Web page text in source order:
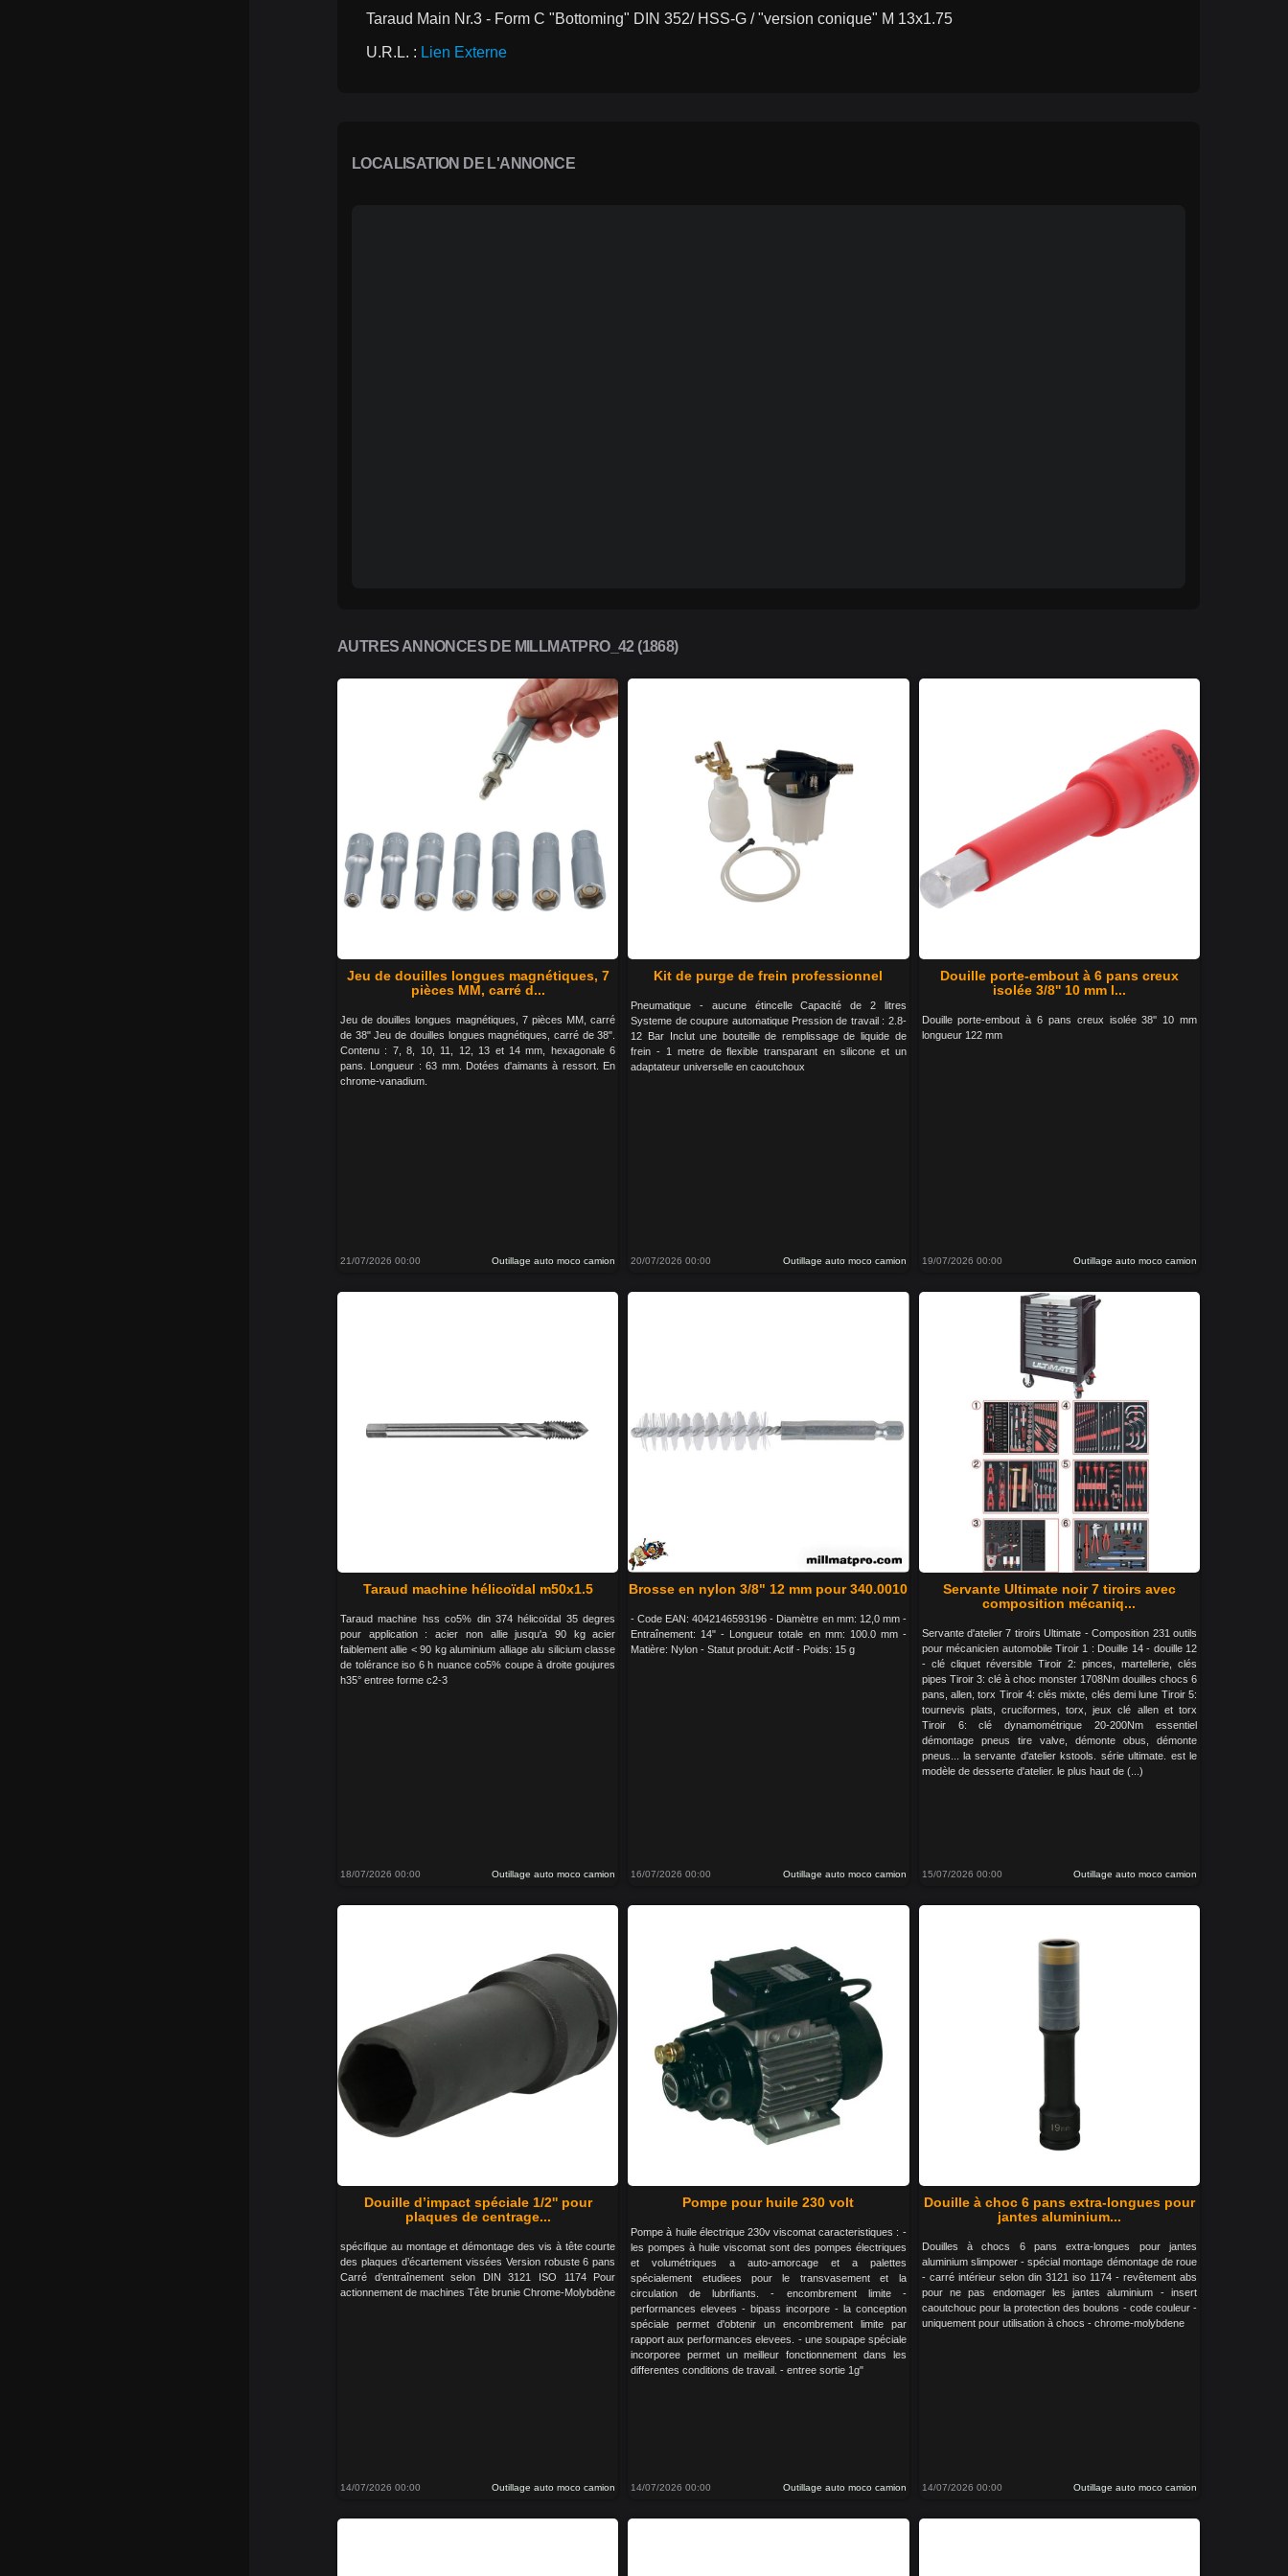
Taraud Main Nr.3 - Form C "Bottoming" DIN 352/ HSS-G / "version conique" M 13x1.75
U.R.L. : Lien Externe
LOCALISATION DE L'ANNONCE
AUTRES ANNONCES DE MILLMATPRO_42 (1868)
Jeu de douilles longues magnétiques, 7
pièces MM, carré d...
Jeu de douilles longues magnétiques, 7 pièces MM, carré
de 38" Jeu de douilles longues magnétiques, carré de 38".
Contenu : 7, 8, 10, 11, 12, 13 et 14 mm, hexagonale 6
pans. Longueur : 63 mm. Dotées d'aimants à ressort. En
chrome-vanadium.
21/07/2026 00:00 Outillage auto moco camion
Kit de purge de frein professionnel
Pneumatique - aucune étincelle Capacité de 2 litres
Systeme de coupure automatique Pression de travail : 2.8-
12 Bar Inclut une bouteille de remplissage de liquide de
frein - 1 metre de flexible transparant en silicone et un
adaptateur universelle en caoutchoux
20/07/2026 00:00 Outillage auto moco camion
Douille porte-embout à 6 pans creux
isolée 3/8'' 10 mm l...
Douille porte-embout à 6 pans creux isolée 38'' 10 mm
longueur 122 mm
19/07/2026 00:00 Outillage auto moco camion
Taraud machine hélicoïdal m50x1.5
Taraud machine hss co5% din 374 hélicoïdal 35 degres
pour application : acier non allie jusqu'a 90 kg acier
faiblement allie < 90 kg aluminium alliage alu silicium classe
de tolérance iso 6 h nuance co5% coupe à droite goujures
h35° entree forme c2-3
18/07/2026 00:00 Outillage auto moco camion
Brosse en nylon 3/8" 12 mm pour 340.0010
- Code EAN: 4042146593196 - Diamètre en mm: 12,0 mm -
Entraînement: 14" - Longueur totale en mm: 100.0 mm -
Matière: Nylon - Statut produit: Actif - Poids: 15 g
16/07/2026 00:00 Outillage auto moco camion
Servante Ultimate noir 7 tiroirs avec
composition mécaniq...
Servante d'atelier 7 tiroirs Ultimate - Composition 231 outils
pour mécanicien automobile Tiroir 1 : Douille 14 - douille 12
- clé cliquet réversible Tiroir 2: pinces, martellerie, clés
pipes Tiroir 3: clé à choc monster 1708Nm douilles chocs 6
pans, allen, torx Tiroir 4: clés mixte, clés demi lune Tiroir 5:
tournevis plats, cruciformes, torx, jeux clé allen et torx
Tiroir 6: clé dynamométrique 20-200Nm essentiel
démontage pneus tire valve, démonte obus, démonte
pneus... la servante d'atelier kstools. série ultimate. est le
modèle de desserte d'atelier. le plus haut de (...)
15/07/2026 00:00 Outillage auto moco camion
Douille d’impact spéciale 1/2'' pour
plaques de centrage...
spécifique au montage et démontage des vis à tête courte
des plaques d’écartement vissées Version robuste 6 pans
Carré d’entraînement selon DIN 3121 ISO 1174 Pour
actionnement de machines Tête brunie Chrome-Molybdène
14/07/2026 00:00 Outillage auto moco camion
Pompe pour huile 230 volt
Pompe à huile électrique 230v viscomat caracteristiques : -
les pompes à huile viscomat sont des pompes électriques
et volumétriques a auto-amorcage et a palettes
spécialement etudiees pour le transvasement et la
circulation de lubrifiants. - encombrement limite -
performances elevees - bipass incorpore - la conception
spéciale permet d'obtenir un encombrement limite par
rapport aux performances elevees. - une soupape spéciale
incorporee permet un meilleur fonctionnement dans les
differentes conditions de travail. - entree sortie 1g"
14/07/2026 00:00 Outillage auto moco camion
Douille à choc 6 pans extra-longues pour
jantes aluminium...
Douilles à chocs 6 pans extra-longues pour jantes
aluminium slimpower - spécial montage démontage de roue
- carré intérieur selon din 3121 iso 1174 - revêtement abs
pour ne pas endomager les jantes aluminium - insert
caoutchouc pour la protection des boulons - code couleur -
uniquement pour utilisation à chocs - chrome-molybdene
14/07/2026 00:00 Outillage auto moco camion